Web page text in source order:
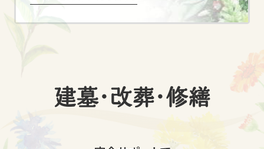
建墓・改葬・修繕